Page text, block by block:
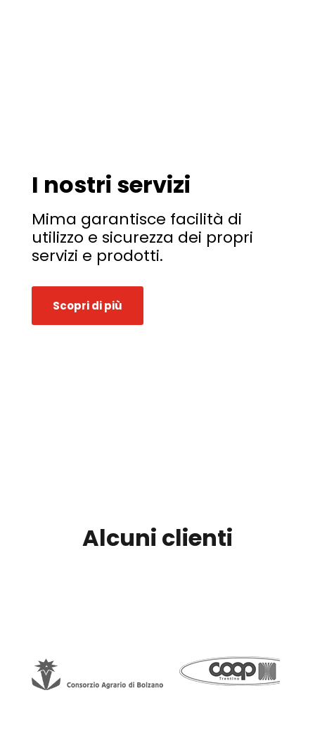
I nostri servizi
Mima garantisce facilità di
utilizzo e sicurezza dei propri
servizi e prodotti.
Scopri di più
Alcuni clienti